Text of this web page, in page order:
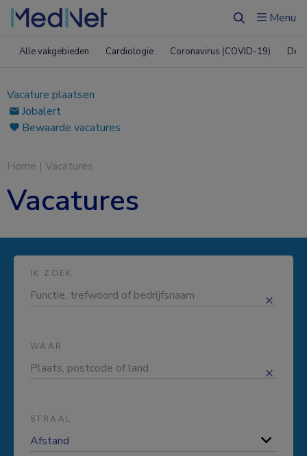
ZoekenMenu
Alle vakgebieden Cardiologie Coronavirus (COVID-19)
Vacature plaatsen
Jobalert
Bewaarde vacatures
Home | Vacatures
Vacatures
IK ZOEK
WAAR
STRAAL